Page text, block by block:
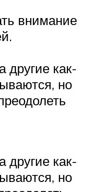
внимание
другие как-
но
другие как-
но